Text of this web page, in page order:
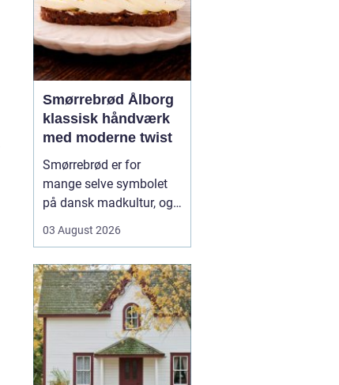
Smørrebrød Ålborg
klassisk håndværk
med moderne twist
Smørrebrød er for
mange selve symbolet
på dansk madkultur, og i
i bedste velgående. Her
klassiske stykker med
sild, æg og rejer og nyere
udgaver med grøntsager,
specialiteter fra lokale
slagtere og kre...
03 August 2026